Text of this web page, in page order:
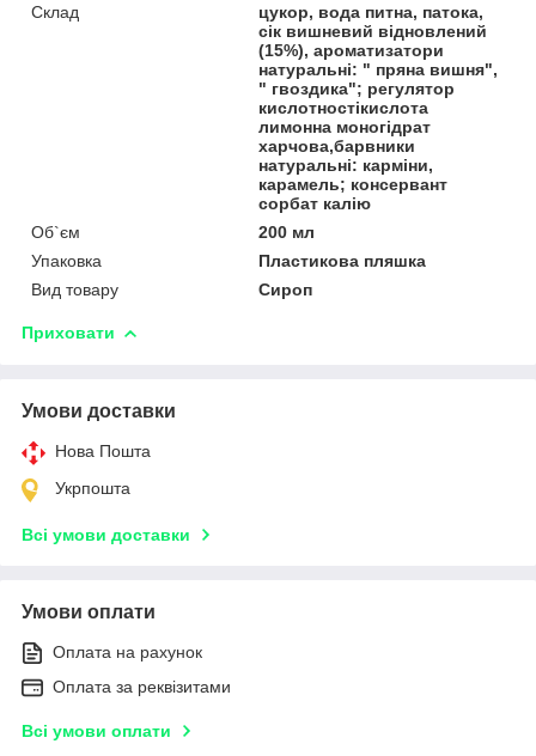
Склад
цукор, вода питна, патока,
сік вишневий відновлений
(15%), ароматизатори
натуральні: " пряна вишня",
" гвоздика"; регулятор
кислотностікислота
лимонна моногідрат
харчова,барвники
натуральні: карміни,
карамель; консервант
сорбат калію
Об`єм
200 мл
Упаковка
Пластикова пляшка
Вид товару
Сироп
Приховати
Умови доставки
Нова Пошта
Укрпошта
Всі умови доставки
Умови оплати
Оплата на рахунок
Оплата за реквізитами
Всі умови оплати